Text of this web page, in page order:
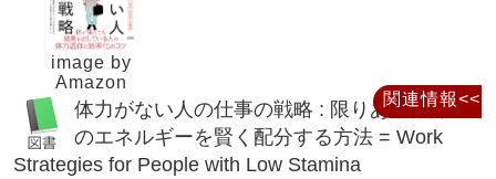
image by
Amazon
体力がない人の仕事の戦略 : 限りある自分
のエネルギーを賢く配分する方法 = Work
Strategies for People with Low Stamina
関連情報<<